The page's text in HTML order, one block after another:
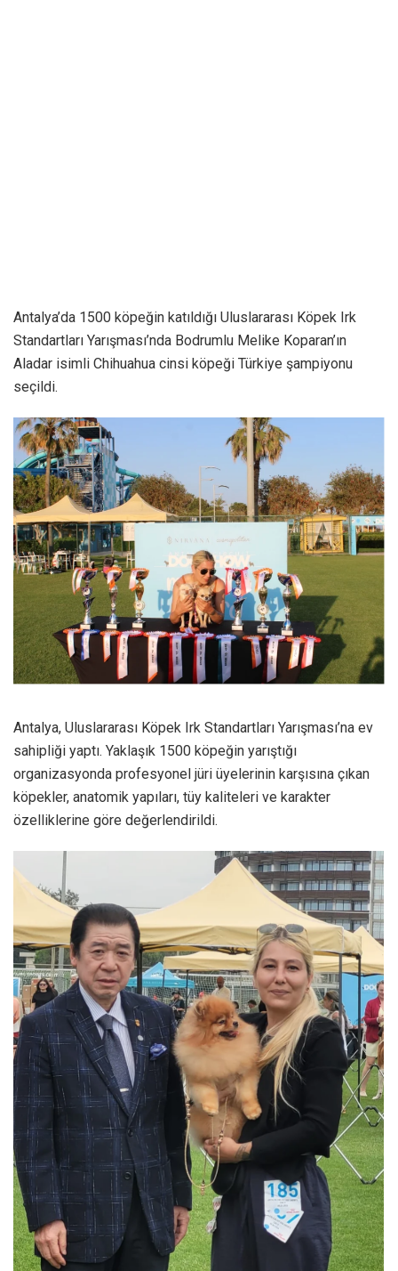
Antalya’da 1500 köpeğin katıldığı Uluslararası Köpek Irk
Standartları Yarışması’nda Bodrumlu Melike Koparan’ın
Aladar isimli Chihuahua cinsi köpeği Türkiye şampiyonu
seçildi.
Antalya, Uluslararası Köpek Irk Standartları Yarışması’na ev
sahipliği yaptı. Yaklaşık 1500 köpeğin yarıştığı
organizasyonda profesyonel jüri üyelerinin karşısına çıkan
köpekler, anatomik yapıları, tüy kaliteleri ve karakter
özelliklerine göre değerlendirildi.